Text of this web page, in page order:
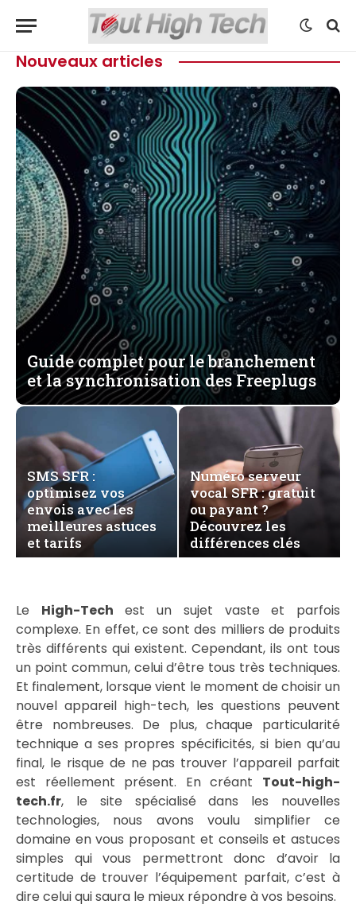
Nouveaux articles
Guide complet pour le branchement
et la synchronisation des Freeplugs
SMS SFR :
optimisez vos
envois avec les
meilleures astuces
et tarifs
Numéro serveur
vocal SFR : gratuit
ou payant ?
Découvrez les
différences clés
Le High-Tech est un sujet vaste et parfois
complexe. En effet, ce sont des milliers de produits
très différents qui existent. Cependant, ils ont tous
un point commun, celui d’être tous très techniques.
Et finalement, lorsque vient le moment de choisir un
nouvel appareil high-tech, les questions peuvent
être nombreuses. De plus, chaque particularité
technique a ses propres spécificités, si bien qu’au
final, le risque de ne pas trouver l’appareil parfait
est réellement présent. En créant Tout-high-
tech.fr, le site spécialisé dans les nouvelles
technologies, nous avons voulu simplifier ce
domaine en vous proposant et conseils et astuces
simples qui vous permettront donc d’avoir la
certitude de trouver l’équipement parfait, c’est à
dire celui qui saura le mieux répondre à vos besoins.